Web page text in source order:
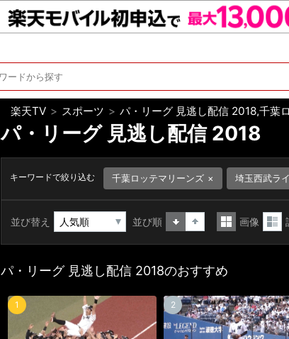
楽天TV > スポーツ > パ・リーグ 見逃し配信 2018,千葉
パ・リーグ 見逃し配信 2018
キーワードで絞り込む 千葉ロッテマリーンズ 埼玉西武ラ
並び替え
並び順
表
示
画像
示
パ・リーグ 見逃し配信 2018のおすすめ
1 2